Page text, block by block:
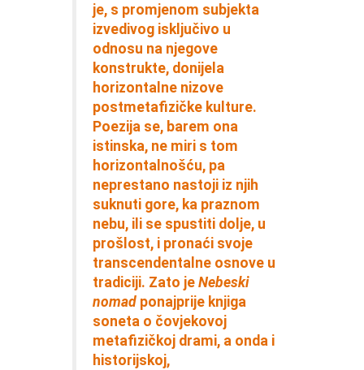
je, s promjenom subjekta
izvedivog isključivo u
odnosu na njegove
konstrukte, donijela
horizontalne nizove
postmetafizičke kulture.
Poezija se, barem ona
istinska, ne miri s tom
horizontalnošću, pa
neprestano nastoji iz njih
suknuti gore, ka praznom
nebu, ili se spustiti dolje, u
prošlost, i pronaći svoje
transcendentalne osnove u
tradiciji. Zato je Nebeski
nomad ponajprije knjiga
soneta o čovjekovoj
metafizičkoj drami, a onda i
historijskoj,